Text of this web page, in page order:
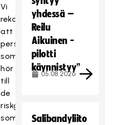
Vi
rekommenderar
att
personer
som
hör
till
de
riskgrupper
som
yhdessä –
Reilu
Aikuinen -
pilotti
käynnistyy”
05.08.2026
Salibandyliito